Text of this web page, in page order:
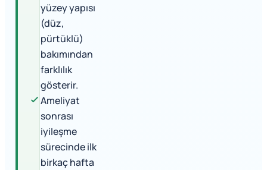
yüzey yapısı
(düz,
pürtüklü)
bakımından
farklılık
gösterir.
Ameliyat
sonrası
iyileşme
sürecinde ilk
birkaç hafta